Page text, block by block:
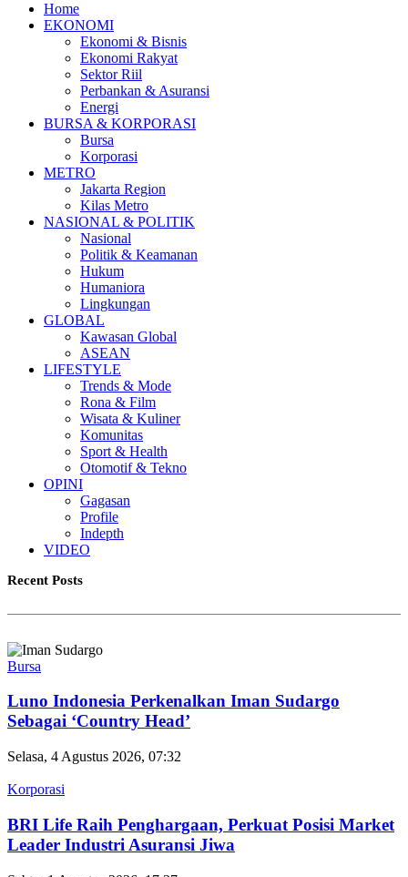
Home
EKONOMI
Ekonomi & Bisnis
Ekonomi Rakyat
Sektor Riil
Perbankan & Asuransi
Energi
BURSA & KORPORASI
Bursa
Korporasi
METRO
Jakarta Region
Kilas Metro
NASIONAL & POLITIK
Nasional
Politik & Keamanan
Hukum
Humaniora
Lingkungan
GLOBAL
Kawasan Global
ASEAN
LIFESTYLE
Trends & Mode
Rona & Film
Wisata & Kuliner
Komunitas
Sport & Health
Otomotif & Tekno
OPINI
Gagasan
Profile
Indepth
VIDEO
Recent Posts
Bursa
Luno Indonesia Perkenalkan Iman Sudargo
Sebagai ‘Country Head’
Selasa, 4 Agustus 2026, 07:32
Korporasi
BRI Life Raih Penghargaan, Perkuat Posisi Market
Leader Industri Asuransi Jiwa